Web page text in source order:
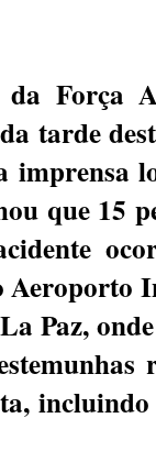
Força
tarde
imprensa
que 15
Paz,